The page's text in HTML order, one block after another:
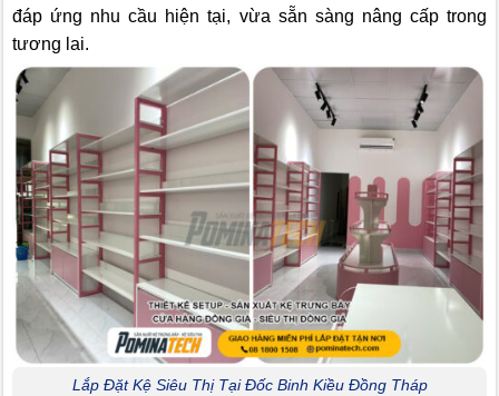
đáp ứng nhu cầu hiện tại, vừa sẵn sàng nâng cấp trong
tương lai.
Lắp Đặt Kệ Siêu Thị Tại Đốc Binh Kiều Đồng Tháp